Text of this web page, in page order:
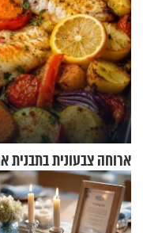
ארוחה צבעונית בתבנית